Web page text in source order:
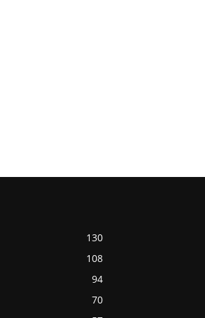
130
108
94
70